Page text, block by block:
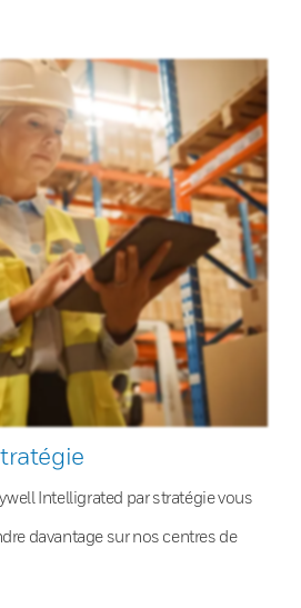
Intelligrated par stratégie vous
davantage sur nos centres de